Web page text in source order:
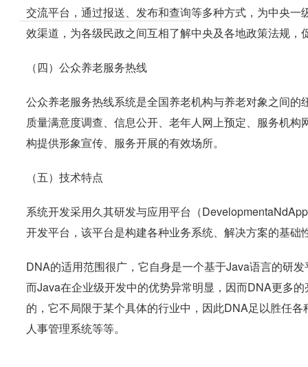
交流平台，通过报送、发布和查询等多种方式，为中央
效渠道，为各级民政之间互相了解中央及各地政策法规
（四）公众养老服务热线
公众养老服务热线系统是全国养老机构与养老对象之间
质量满意度调查、信息公开、老年人网上预定、服务机
构提供形象宣传、服务开展的有效场所。
（五）技术特点
系统开发采用久其研发与应用平台（
开发平台，该平台是构建各种业务系统、解决方案的基础
DNA的适用范围很广，它自身是一个基于Java语言的研
而Java在企业级开发中的优势异常明显，因而DNA更多
的，它不局限于某个具体的行业中，因此DNA足以胜任
人事管理系统等等。